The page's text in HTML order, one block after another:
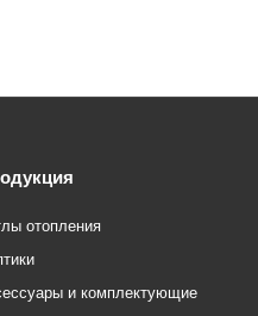
отопления
и комплектующие